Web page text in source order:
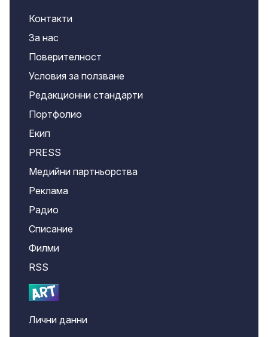
Контакти
За нас
Поверителност
Условия за ползване
Редакционни стандарти
Портфолио
Екип
PRESS
Медийни партньорства
Реклама
Радио
Списание
Филми
RSS
Лични данни